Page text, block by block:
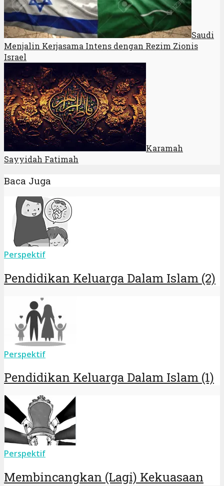
Saudi
Menjalin Kerjasama Intens dengan Rezim Zionis
Israel
Karamah
Sayyidah Fatimah
Baca Juga
Perspektif
Pendidikan Keluarga Dalam Islam (2)
Perspektif
Pendidikan Keluarga Dalam Islam (1)
Perspektif
Membincangkan (Lagi) Kekuasaan